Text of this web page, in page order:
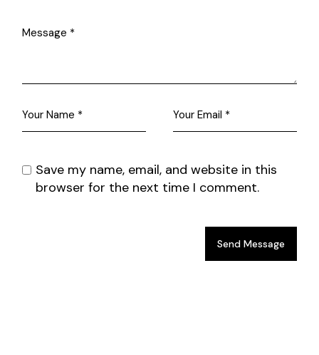
Save my name, email, and website in this
browser for the next time I comment.
Send Message